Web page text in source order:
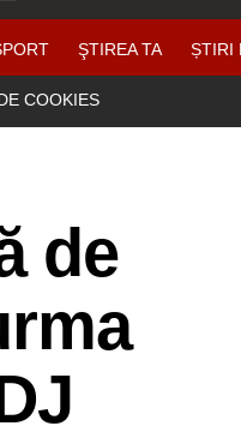
ŞTIREA TA ȘTIRI
COOKIES
de